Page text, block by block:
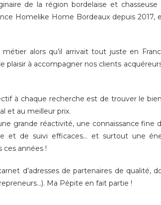
de la région bordelaise et
Homelike Home Bordeaux depuis 2017,
métier alors qu’il arrivait tout juste en
plaisir à accompagner nos clients
à chaque recherche est de trouver le
et au meilleur prix.
grande réactivité, une connaissance
et de suivi efficaces… et surtout une
années !
d’adresses de partenaires de qualité,
Ma Pépite en fait partie !